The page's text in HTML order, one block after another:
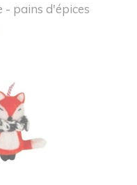
- pains d'épices